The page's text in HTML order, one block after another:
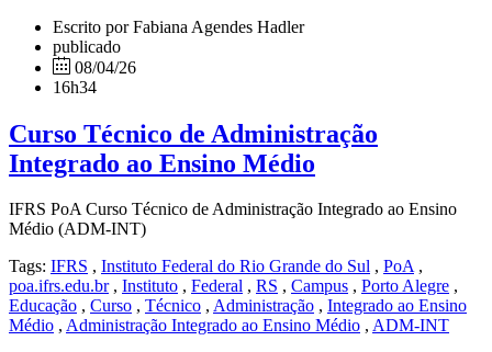
Escrito por Fabiana Agendes Hadler
publicado
08/04/26
16h34
Curso Técnico de Administração
Integrado ao Ensino Médio
IFRS PoA Curso Técnico de Administração Integrado ao Ensino
Médio (ADM-INT)
Tags: IFRS , Instituto Federal do Rio Grande do Sul , PoA ,
poa.ifrs.edu.br , Instituto , Federal , RS , Campus , Porto Alegre ,
Educação , Curso , Técnico , Administração , Integrado ao Ensino
Médio , Administração Integrado ao Ensino Médio , ADM-INT